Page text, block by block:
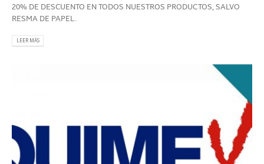
20% DE DESCUENTO EN TODOS NUESTROS PRODUCTOS, SALVO
RESMA DE PAPEL.
LEER MÁS